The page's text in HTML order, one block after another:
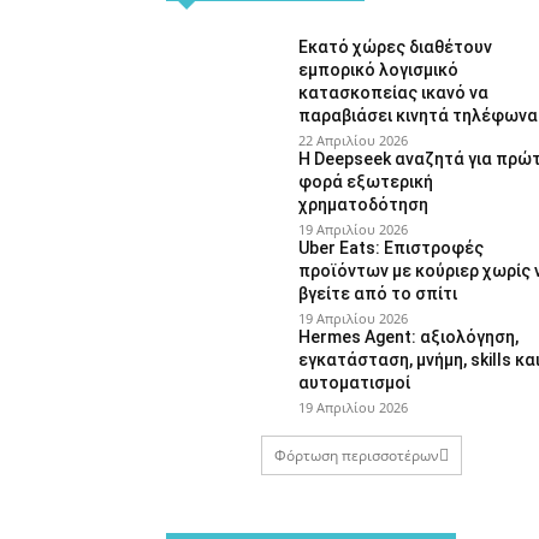
Εκατό χώρες διαθέτουν
εμπορικό λογισμικό
κατασκοπείας ικανό να
παραβιάσει κινητά τηλέφωνα
22 Απριλίου 2026
Η Deepseek αναζητά για
φορά εξωτερική
χρηματοδότηση
19 Απριλίου 2026
Uber Eats: Επιστροφές
προϊόντων με κούριερ χωρίς
βγείτε από το σπίτι
19 Απριλίου 2026
Hermes Agent: αξιολόγηση,
εγκατάσταση, μνήμη, skills και
αυτοματισμοί
19 Απριλίου 2026
Φόρτωση περισσοτέρων